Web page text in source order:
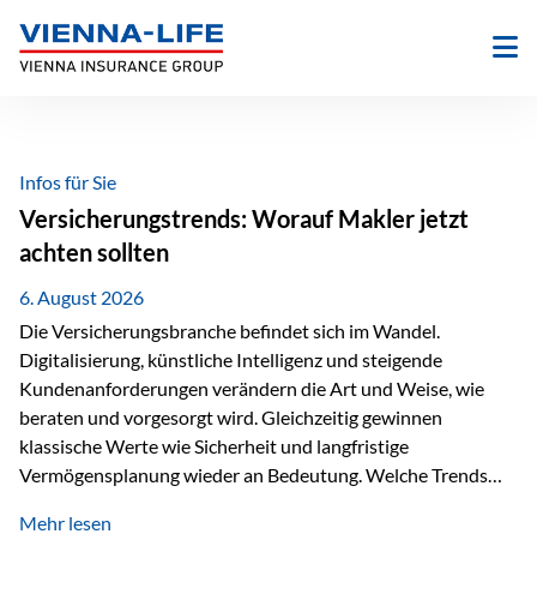
Inhalt
springen
Infos für Sie
Versicherungstrends: Worauf Makler jetzt
achten sollten
6. August 2026
Die Versicherungsbranche befindet sich im Wandel.
Digitalisierung, künstliche Intelligenz und steigende
Kundenanforderungen verändern die Art und Weise, wie
beraten und vorgesorgt wird. Gleichzeitig gewinnen
klassische Werte wie Sicherheit und langfristige
Vermögensplanung wieder an Bedeutung. Welche Trends
Blick behalten? Digitalisierung und KI verändern die
Mehr lesen